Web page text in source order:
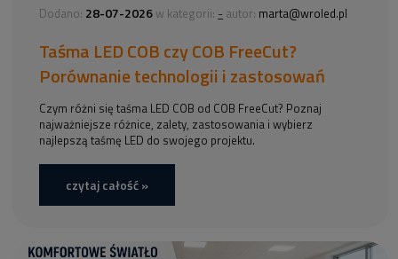
Dodano: 28-07-2026 w kategorii: - autor: marta@wroled.pl
Taśma LED COB czy COB FreeCut?
Porównanie technologii i zastosowań
Czym różni się taśma LED COB od COB FreeCut? Poznaj
najważniejsze różnice, zalety, zastosowania i wybierz
najlepszą taśmę LED do swojego projektu.
czytaj całość »